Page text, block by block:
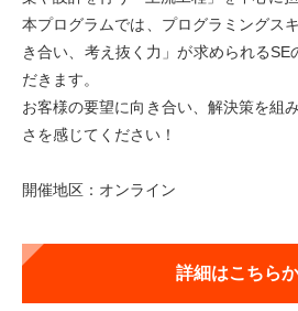
本プログラムでは、プログラミングス
き合い、考え抜く力」が求められるSE
だきます。
お客様の要望に向き合い、解決策を組
さを感じてください！
開催地区：オンライン
詳細はこちら